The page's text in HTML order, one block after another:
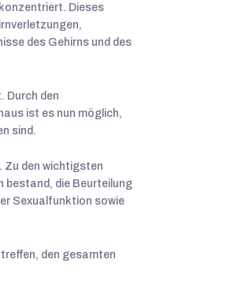
Dieses
des Gehirns und des
Durch den
ist es nun möglich,
sind.
Zu den wichtigsten
bestand, die Beurteilung
Sexualfunktion sowie
den gesamten